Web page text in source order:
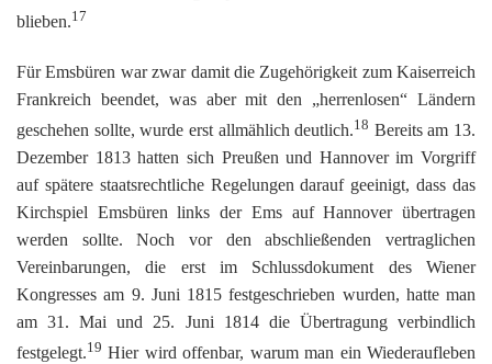
blieben.17
Für Emsbüren war zwar damit die Zugehörigkeit zum Kaiserreich
Frankreich beendet, was aber mit den „herrenlosen“ Ländern
geschehen sollte, wurde erst allmählich deutlich.18 Bereits am 13.
Dezember 1813 hatten sich Preußen und Hannover im Vorgriff
auf spätere staatsrechtliche Regelungen darauf geeinigt, dass das
Kirchspiel Emsbüren links der Ems auf Hannover übertragen
werden sollte. Noch vor den abschließenden vertraglichen
Vereinbarungen, die erst im Schlussdokument des Wiener
Kongresses am 9. Juni 1815 festgeschrieben wurden, hatte man
am 31. Mai und 25. Juni 1814 die Übertragung verbindlich
festgelegt.19 Hier wird offenbar, warum man ein Wiederaufleben